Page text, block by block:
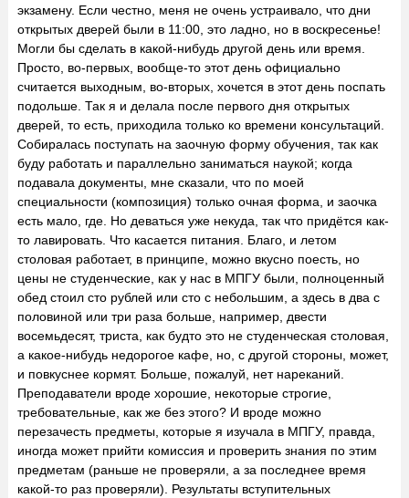
экзамену. Если честно, меня не очень устраивало, что дни
открытых дверей были в 11:00, это ладно, но в воскресенье!
Могли бы сделать в какой-нибудь другой день или время.
Просто, во-первых, вообще-то этот день официально
считается выходным, во-вторых, хочется в этот день поспать
подольше. Так я и делала после первого дня открытых
дверей, то есть, приходила только ко времени консультаций.
Собиралась поступать на заочную форму обучения, так как
буду работать и параллельно заниматься наукой; когда
подавала документы, мне сказали, что по моей
специальности (композиция) только очная форма, и заочка
есть мало, где. Но деваться уже некуда, так что придётся как-
то лавировать. Что касается питания. Благо, и летом
столовая работает, в принципе, можно вкусно поесть, но
цены не студенческие, как у нас в МПГУ были, полноценный
обед стоил сто рублей или сто с небольшим, а здесь в два с
половиной или три раза больше, например, двести
восемьдесят, триста, как будто это не студенческая столовая,
а какое-нибудь недорогое кафе, но, с другой стороны, может,
и повкуснее кормят. Больше, пожалуй, нет нареканий.
Преподаватели вроде хорошие, некоторые строгие,
требовательные, как же без этого? И вроде можно
перезачесть предметы, которые я изучала в МПГУ, правда,
иногда может прийти комиссия и проверить знания по этим
предметам (раньше не проверяли, а за последнее время
какой-то раз проверяли). Результаты вступительных